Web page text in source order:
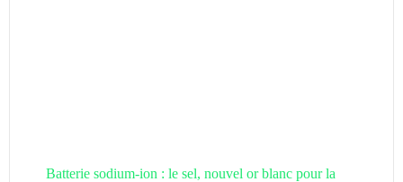
Batterie sodium-ion : le sel, nouvel or blanc pour la